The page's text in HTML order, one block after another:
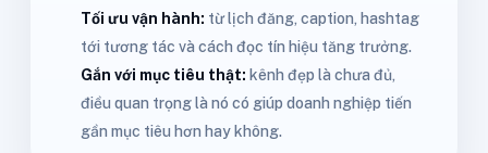
Tối ưu vận hành: từ lịch đăng, caption, hashtag
tới tương tác và cách đọc tín hiệu tăng trưởng.
Gắn với mục tiêu thật: kênh đẹp là chưa đủ,
điều quan trọng là nó có giúp doanh nghiệp tiến
gần mục tiêu hơn hay không.